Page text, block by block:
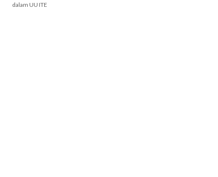
dalam UU ITE